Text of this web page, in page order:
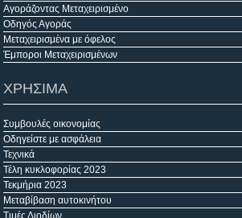
Αγοράζοντας Μεταχειρισμένο
Οδηγός Αγοράς
Μεταχειρισμένα με όφελος
Έμποροι Μεταχειρισμένων
ΧΡΗΣΙΜΑ
Συμβουλές οικονομίας
Οδηγείστε με ασφάλεια
Τεχνικά
Τέλη κυκλοφορίας 2023
Τεκμήρια 2023
Μεταβίβαση αυτοκινήτου
Τιμές Διοδίων